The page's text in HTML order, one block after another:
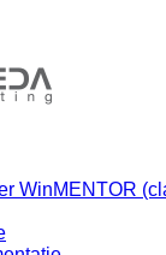
WinMENTOR